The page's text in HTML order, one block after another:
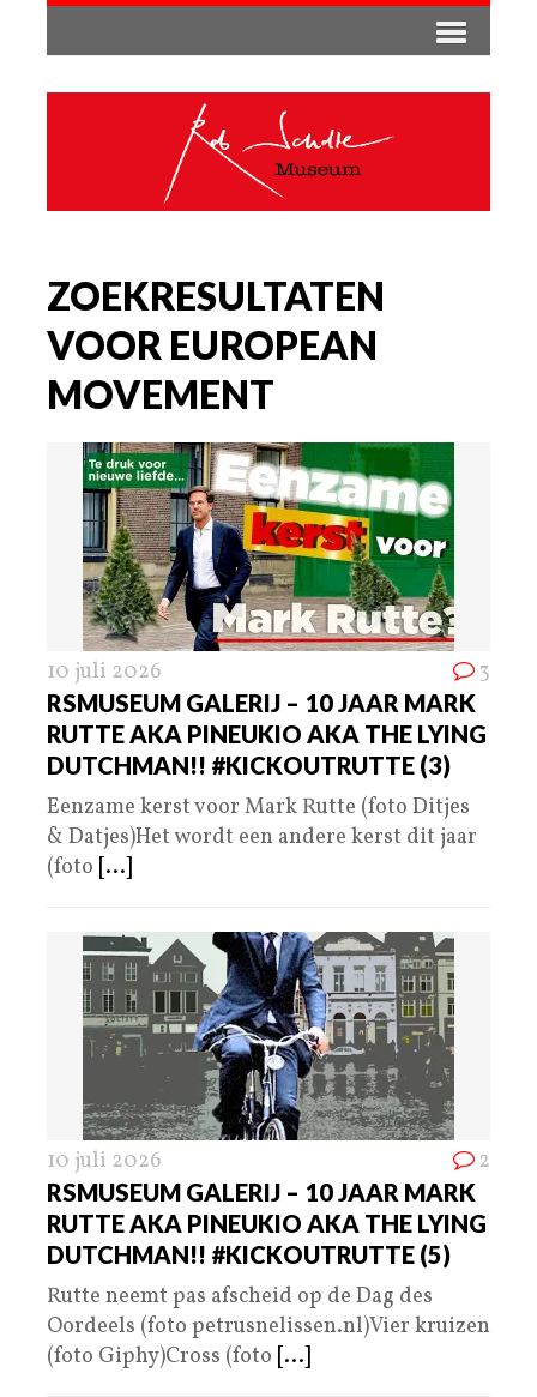
ZOEKRESULTATEN
VOOR EUROPEAN
MOVEMENT
10 juli 2026 3
RSMUSEUM GALERIJ – 10 JAAR MARK
RUTTE AKA PINEUKIO AKA THE LYING
DUTCHMAN!! #KICKOUTRUTTE (3)
Eenzame kerst voor Mark Rutte (foto Ditjes
& Datjes)Het wordt een andere kerst dit jaar
(foto [...]
10 juli 2026 2
RSMUSEUM GALERIJ – 10 JAAR MARK
RUTTE AKA PINEUKIO AKA THE LYING
DUTCHMAN!! #KICKOUTRUTTE (5)
Rutte neemt pas afscheid op de Dag des
Oordeels (foto petrusnelissen.nl)Vier kruizen
(foto Giphy)Cross (foto [...]